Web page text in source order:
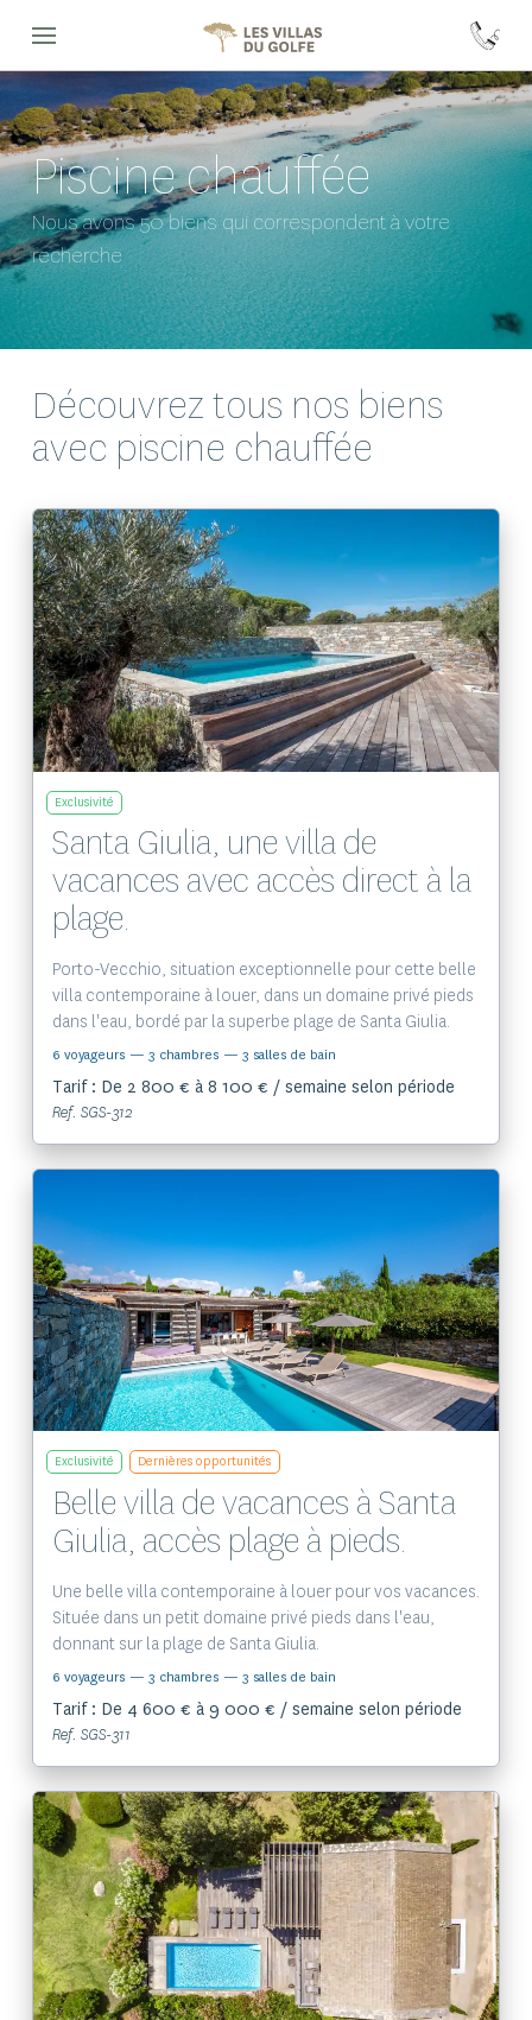
Piscine chauffée
Nous avons 50 biens qui correspondent à votre
recherche
Découvrez tous nos biens
avec piscine chauffée
Voir le bien
Exclusivité
Santa Giulia, une villa de
vacances avec accès direct à la
plage.
Porto-Vecchio, situation exceptionnelle pour cette belle
villa contemporaine à louer, dans un domaine privé pieds
dans l'eau, bordé par la superbe plage de Santa Giulia.
6 voyageurs — 3 chambres — 3 salles de bain
Tarif : De 2 800 € à 8 100 € / semaine selon période
Ref. SGS-312
Voir le bien
Exclusivité Dernières opportunités
Belle villa de vacances à Santa
Giulia, accès plage à pieds.
Une belle villa contemporaine à louer pour vos vacances.
Située dans un petit domaine privé pieds dans l'eau,
donnant sur la plage de Santa Giulia.
6 voyageurs — 3 chambres — 3 salles de bain
Tarif : De 4 600 € à 9 000 € / semaine selon période
Ref. SGS-311
Voir le bien